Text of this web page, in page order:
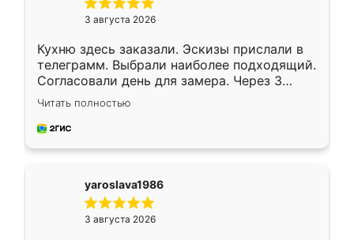
3 августа 2026
Кухню здесь заказали. Эскизы прислали в
телеграмм. Выбрали наиболее подходящий.
Согласовали день для замера. Через 3
недели кухня была уже готова. Остались
довольны работой. Спасибо Ренессанс
мебель за качественную работу!
Читать полностью
yaroslava1986
3 августа 2026